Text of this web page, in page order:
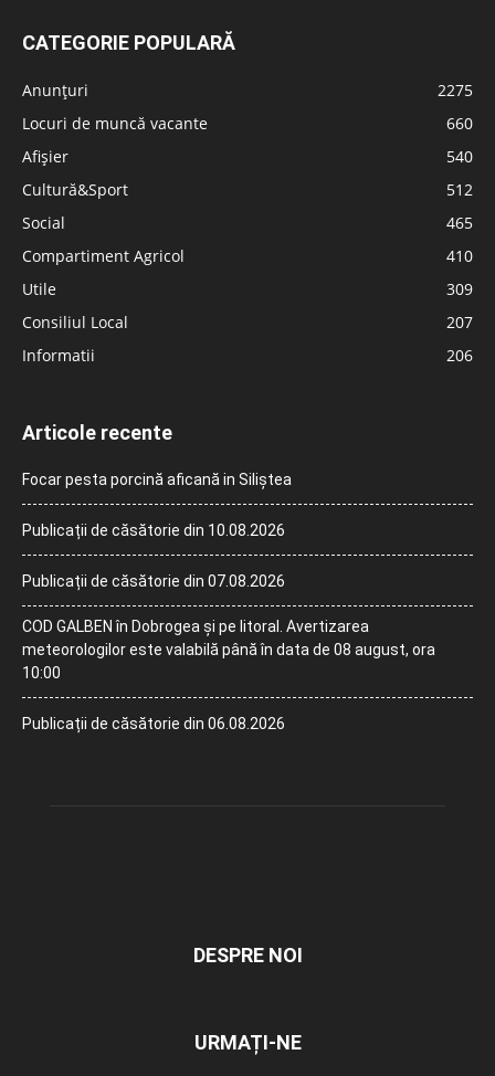
CATEGORIE POPULARĂ
Anunțuri
2275
Locuri de muncă vacante
660
Afișier
540
Cultură&Sport
512
Social
465
Compartiment Agricol
410
Utile
309
Consiliul Local
207
Informatii
206
Articole recente
Focar pesta porcină aficană in Siliștea
Publicații de căsătorie din 10.08.2026
Publicații de căsătorie din 07.08.2026
COD GALBEN în Dobrogea și pe litoral. Avertizarea
meteorologilor este valabilă până în data de 08 august, ora
10:00
Publicații de căsătorie din 06.08.2026
DESPRE NOI
URMAȚI-NE